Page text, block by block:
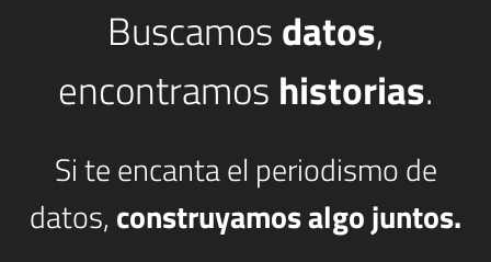
Buscamosdatos,
encontramos historias.
Si te encanta el periodismo de
datos, construyamos algo juntos.